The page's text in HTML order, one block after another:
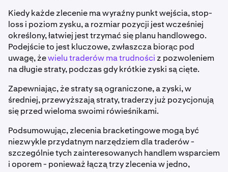
Kiedy każde zlecenie ma wyraźny punkt wejścia, stop-
loss i poziom zysku, a rozmiar pozycji jest wcześniej
określony, łatwiej jest trzymać się planu handlowego.
Podejście to jest kluczowe, zwłaszcza biorąc pod
uwagę, żewielu traderów ma trudności z pozwoleniem
na długie straty, podczas gdy krótkie zyski są cięte.
Zapewniając, że straty są ograniczone, a zyski, w
średniej, przewyższają straty, traderzy już pozycjonują
się przed wieloma swoimi rówieśnikami.
Podsumowując, zlecenia bracketingowe mogą być
niezwykle przydatnym narzędziem dla traderów -
szczególnie tych zainteresowanych handlem wsparciem
i oporem - ponieważ łączą trzy zlecenia w jedno,